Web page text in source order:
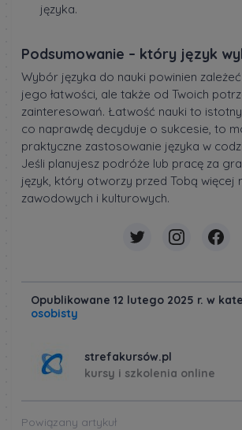
języka.
Podsumowanie – który język
Wybór języka do nauki powinien
jego łatwości, ale także od Twoich
zainteresowań. Łatwość nauki to
co naprawdę decyduje o sukcesie, to
praktyczne zastosowanie języka w
Jeśli planujesz podróże lub pracę za
język, który otworzy przed Tobą więcej
zawodowych i kulturowych.
Opublikowane 12 lutego 2025 r. w
osobisty
strefakursów.pl
kursy i szkolenia online
Powiązany artykuł